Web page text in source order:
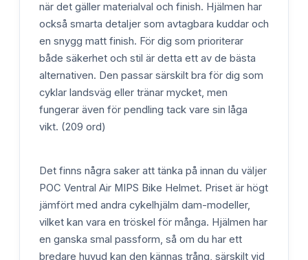
när det gäller materialval och finish. Hjälmen har
också smarta detaljer som avtagbara kuddar och
en snygg matt finish. För dig som prioriterar
både säkerhet och stil är detta ett av de bästa
alternativen. Den passar särskilt bra för dig som
cyklar landsväg eller tränar mycket, men
fungerar även för pendling tack vare sin låga
vikt. (209 ord)
Det finns några saker att tänka på innan du väljer
POC Ventral Air MIPS Bike Helmet. Priset är högt
jämfört med andra cykelhjälm dam-modeller,
vilket kan vara en tröskel för många. Hjälmen har
en ganska smal passform, så om du har ett
bredare huvud kan den kännas trång, särskilt vid